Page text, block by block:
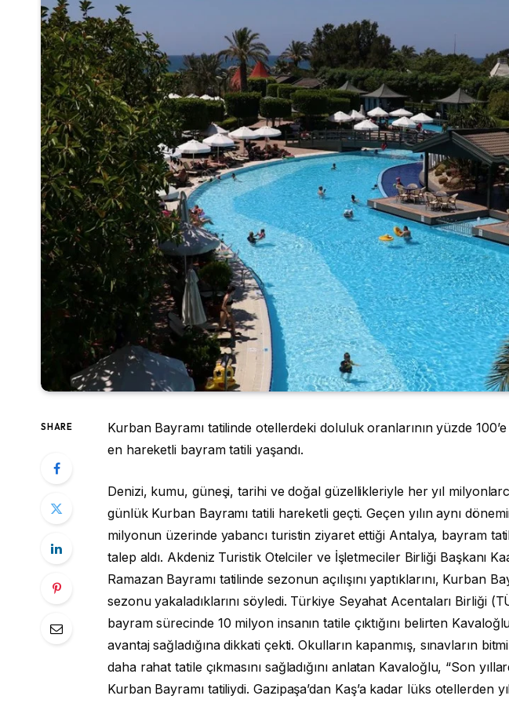
SHARE
Kurban Bayramı tatilinde otellerdeki doluluk oranlarının yüzde 100’e
en hareketli bayram tatili yaşandı.
Denizi, kumu, güneşi, tarihi ve doğal güzellikleriyle her yıl
günlük Kurban Bayramı tatili hareketli geçti. Geçen yılın aynı
milyonun üzerinde yabancı turistin ziyaret ettiği Antalya, bayram
talep aldı. Akdeniz Turistik Otelciler ve İşletmeciler Birliği Başkanı
Ramazan Bayramı tatilinde sezonun açılışını yaptıklarını, Kurban
sezonu yakaladıklarını söyledi. Türkiye Seyahat Acentaları Birliği
bayram sürecinde 10 milyon insanın tatile çıktığını belirten
avantaj sağladığına dikkati çekti. Okulların kapanmış, sınavların
daha rahat tatile çıkmasını sağladığını anlatan Kavaloğlu, “Son
Kurban Bayramı tatiliydi. Gazipaşa’dan Kaş’a kadar lüks otellerden